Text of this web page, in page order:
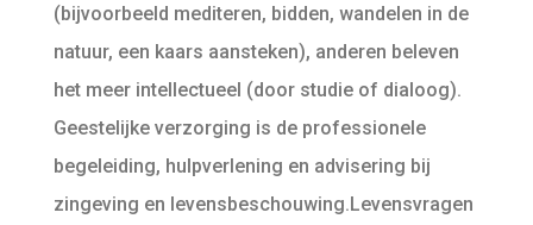
(bijvoorbeeld mediteren, bidden, wandelen in de
natuur, een kaars aansteken), anderen beleven
het meer intellectueel (door studie of dialoog).
Geestelijke verzorging is de professionele
begeleiding, hulpverlening en advisering bij
zingeving en levensbeschouwing.Levensvragen